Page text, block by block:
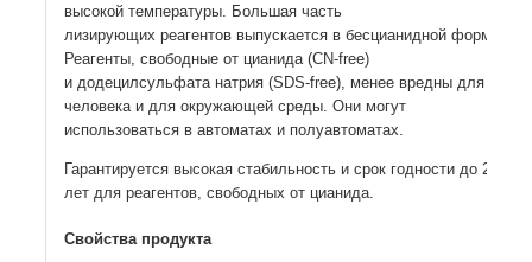
высокой температуры. Большая часть
лизирующих реагентов выпускается в бесцианидной форме
Реагенты, свободные от цианида (СN-free)
и додецилсульфата натрия (SDS-free), менее вредны для
человека и для окружающей среды. Они могут
использоваться в автоматах и полуавтоматах.
Гарантируется высокая стабильность и срок годности до 2
лет для реагентов, свободных от цианида.
Свойства продукта